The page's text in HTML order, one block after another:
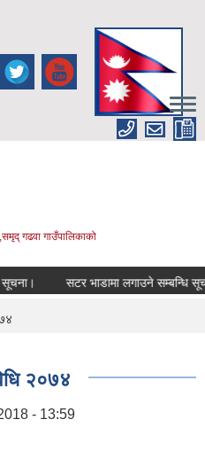
गढवा गाउँपालिकाको
सटर भाडामा लगाउने सम्बन्धि
२०७४
- 13:59